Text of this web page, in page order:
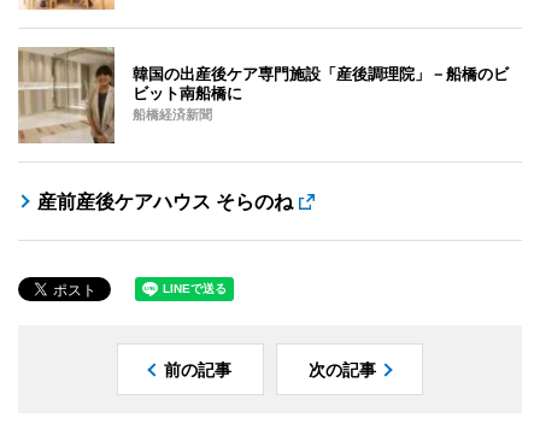
韓国の出産後ケア専門施設「産後調理院」－船橋のビ
ビット南船橋に
船橋経済新聞
産前産後ケアハウス そらのね
前の記事 次の記事